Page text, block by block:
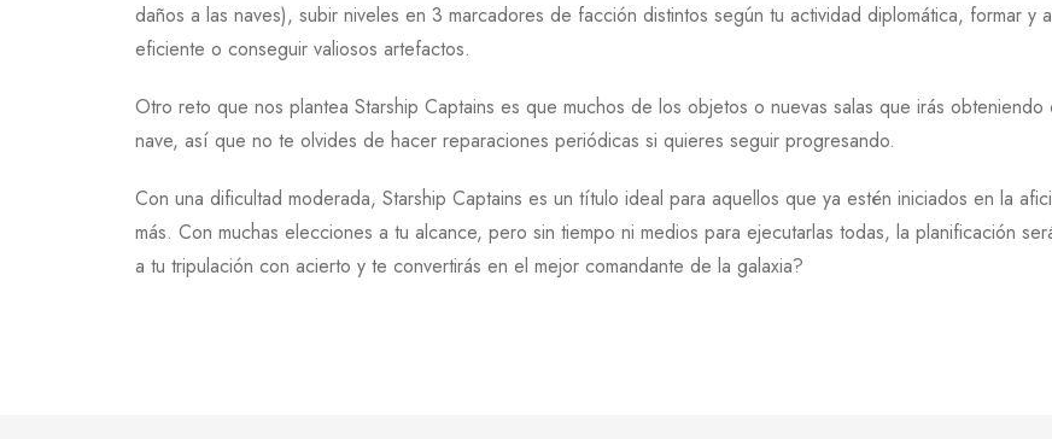
daños a las naves), subir niveles en 3 marcadores de facción distintos según tu actividad diplomática, formar y
eficiente o conseguir valiosos artefactos.
Otro reto que nos plantea Starship Captains es que muchos de los objetos o nuevas salas que irás
nave, así que no te olvides de hacer reparaciones periódicas si quieres seguir progresando.
Con una dificultad moderada, Starship Captains es un título ideal para aquellos que ya estén iniciados en la
más. Con muchas elecciones a tu alcance, pero sin tiempo ni medios para ejecutarlas todas, la planificación
a tu tripulación con acierto y te convertirás en el mejor comandante de la galaxia?